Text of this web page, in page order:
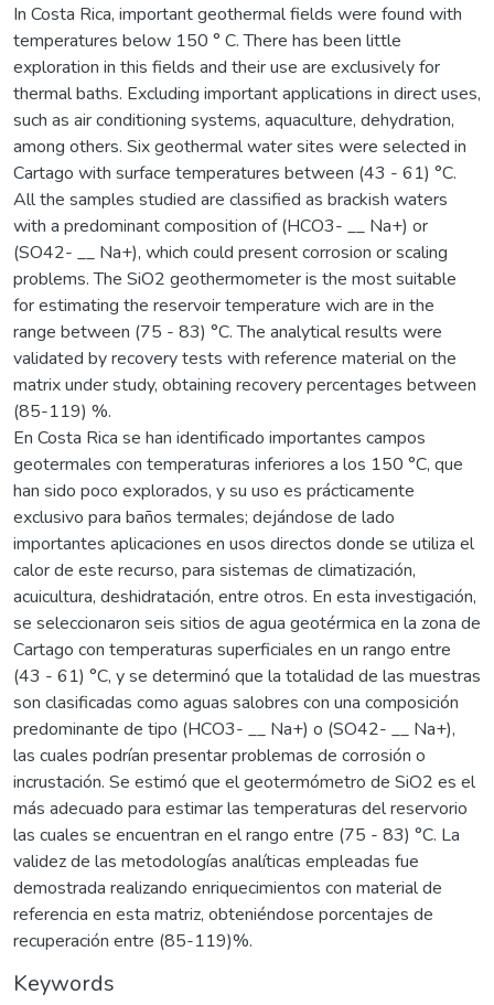
In Costa Rica, important geothermal fields were found with
temperatures below 150 ° C. There has been little
exploration in this fields and their use are exclusively for
thermal baths. Excluding important applications in direct uses,
such as air conditioning systems, aquaculture, dehydration,
among others. Six geothermal water sites were selected in
Cartago with surface temperatures between (43 - 61) °C.
All the samples studied are classified as brackish waters
with a predominant composition of (HCO3- __ Na+) or
(SO42- __ Na+), which could present corrosion or scaling
problems. The SiO2 geothermometer is the most suitable
for estimating the reservoir temperature wich are in the
range between (75 - 83) °C. The analytical results were
validated by recovery tests with reference material on the
matrix under study, obtaining recovery percentages between
(85-119) %.
En Costa Rica se han identificado importantes campos
geotermales con temperaturas inferiores a los 150 °C, que
han sido poco explorados, y su uso es prácticamente
exclusivo para baños termales; dejándose de lado
importantes aplicaciones en usos directos donde se utiliza el
calor de este recurso, para sistemas de climatización,
acuicultura, deshidratación, entre otros. En esta investigación,
se seleccionaron seis sitios de agua geotérmica en la zona de
Cartago con temperaturas superficiales en un rango entre
(43 - 61) °C, y se determinó que la totalidad de las muestras
son clasificadas como aguas salobres con una composición
predominante de tipo (HCO3- __ Na+) o (SO42- __ Na+),
las cuales podrían presentar problemas de corrosión o
incrustación. Se estimó que el geotermómetro de SiO2 es el
más adecuado para estimar las temperaturas del reservorio
las cuales se encuentran en el rango entre (75 - 83) °C. La
validez de las metodologías analíticas empleadas fue
demostrada realizando enriquecimientos con material de
referencia en esta matriz, obteniéndose porcentajes de
recuperación entre (85-119)%.
Keywords